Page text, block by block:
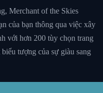
Merchant of the Skies
của bạn thông qua việc xây
với hơn 200 tùy chọn trang
tượng của sự giàu sang